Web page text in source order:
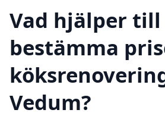
Vad hjälper
bestämma
Vedum?